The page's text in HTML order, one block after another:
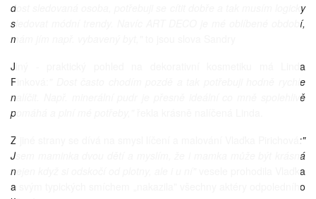
dost sledovaná osoba, potřebuji se cítit dobře a tak musím logicky
sledovat módní trendy. Navíc ART DECO je mé oblíbené období,
mám jím např. vybavený byt,"
Jiný - praktický pohled na dekorativní kosmetiku má Linda
Finková:
" Dost často chodím pozdě a tak potřebuji hodně rychle
nalíčit. Např. minerální pudr je přesně ideální co mně spolehlivě
pomáhá a plní mé potřeby,"
Z jiné strany se dívá na smysl líčení a malování Vlaďka Pirichová :"
Jsem maminka dvou dětí a myslím, že i mamka může být krásná
nejen když si odskočí od plotny, ale i u ní"
vesele prohodila Vlaďka
a svým typických smíchem „nakazila" všechny aktéry odpoledního